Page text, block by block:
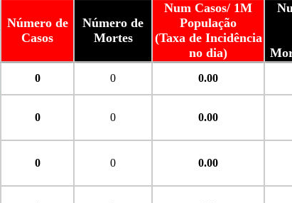
Número de
Casos
Número de
Mortes
Num Casos/ 1M
População
(Taxa de Incidência
no dia)
0 0 0.00
0 0 0.00
0 0 0.00